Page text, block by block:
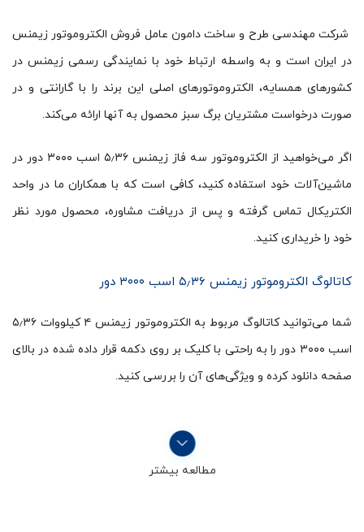
شرکت مهندسی طرح و ساخت دامون عامل فروش الکتروموتور زیمنس
در ایران است و به واسطه ارتباط خود با نمایندگی رسمی زیمنس در
کشورهای همسایه، الکتروموتورهای اصلی این برند را با گارانتی و در
صورت درخواست مشتریان برگ سبز محصول به آنها ارائه می‌کند.
اگر می‌خواهید از الکتروموتور سه فاز زیمنس ۵٫۳۶ اسب ۳۰۰۰ دور در
ماشین‌آلات خود استفاده کنید، کافی است که با همکاران ما در واحد
الکتریکال تماس گرفته و پس از دریافت مشاوره، محصول مورد نظر
خود را خریداری کنید.
کاتالوگ الکتروموتور زیمنس ۵٫۳۶ اسب ۳۰۰۰ دور
شما می‌توانید کاتالوگ مربوط به الکتروموتور زیمنس ۴ کیلووات ۵٫۳۶
اسب ۳۰۰۰ دور را به راحتی با کلیک بر روی دکمه قرار داده شده در بالای
صفحه دانلود کرده و ویژگی‌های آن را بررسی کنید.
مطالعه بیشتر